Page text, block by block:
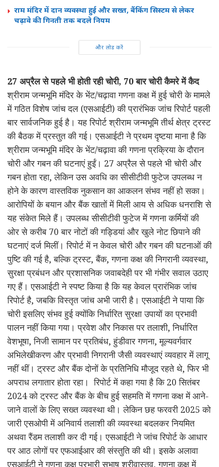
राम मंदिर में दान व्यवस्था हुई और सख्त, बैंकिंग सिस्टम से लेकर
चढ़ावे की गिनती तक बदले नियम
और लोड करें
27 अप्रैल से पहले भी होती रही चोरी, 70 बार चोरी कैमरे में कैद
श्रीराम जन्मभूमि मंदिर के भेंट/चढ़ावा गणना कक्ष में हुई चोरी के मामले
में गठित विशेष जांच दल (एसआईटी) की प्रारंभिक जांच रिपोर्ट पहली
बार सार्वजनिक हुई है। यह रिपोर्ट श्रीराम जन्मभूमि तीर्थ क्षेत्र ट्रस्ट
की बैठक में प्रस्तुत की गई। एसआईटी ने प्रथम दृष्टया माना है कि
श्रीराम जन्मभूमि मंदिर के भेंट/चढ़ावा की गणना प्रक्रिया के दौरान
चोरी और गबन की घटनाएं हुईं। 27 अप्रैल से पहले भी चोरी और
गबन होता रहा, लेकिन उस अवधि का सीसीटीवी फुटेज उपलब्ध न
होने के कारण वास्तविक नुकसान का आकलन संभव नहीं हो सका।
आरोपियों के बयान और बैंक खातों में मिली आय से अधिक धनराशि से
यह संकेत मिले हैं। उपलब्ध सीसीटीवी फुटेज में गणना कर्मियों की
ओर से करीब 70 बार नोटों की गड्डियां और खुले नोट छिपाने की
घटनाएं दर्ज मिलीं। रिपोर्ट में न केवल चोरी और गबन की घटनाओं की
पुष्टि की गई है, बल्कि ट्रस्ट, बैंक, गणना कक्ष की निगरानी व्यवस्था,
सुरक्षा प्रबंधन और प्रशासनिक जवाबदेही पर भी गंभीर सवाल उठाए
गए हैं। एसआईटी ने स्पष्ट किया है कि यह केवल प्रारंभिक जांच
रिपोर्ट है, जबकि विस्तृत जांच अभी जारी है। एसआईटी ने पाया कि
चोरी इसलिए संभव हुई क्योंकि निर्धारित सुरक्षा उपायों का प्रभावी
पालन नहीं किया गया। प्रवेश और निकास पर तलाशी, निर्धारित
वेशभूषा, निजी सामान पर प्रतिबंध, हुंडीवार गणना, मूल्यवर्गवार
अभिलेखीकरण और प्रभावी निगरानी जैसी व्यवस्थाएं व्यवहार में लागू
नहीं थीं। ट्रस्ट और बैंक दोनों के प्रतिनिधि मौजूद रहते थे, फिर भी
अपराध लगातार होता रहा। रिपोर्ट में कहा गया है कि 20 सितंबर
2024 को ट्रस्ट और बैंक के बीच हुई सहमति में गणना कक्ष में आने-
जाने वालों के लिए सख्त व्यवस्था थी। लेकिन छह फरवरी 2025 को
जारी एसओपी में अनिवार्य तलाशी की व्यवस्था बदलकर नियमित
अथवा रैंडम तलाशी कर दी गई। एसआईटी ने जांच रिपोर्ट के आधार
पर आठ लोगों पर एफआईआर की संस्तुति की थी। इसके अलावा
एसआईटी ने गणना कक्ष प्रभारी सुभाष श्रीवास्तव, गणना कक्ष में